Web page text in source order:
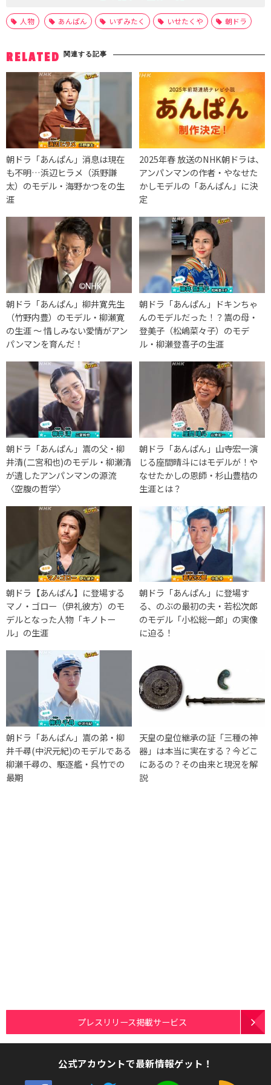
人物 あんぱん いずみたく いせたくや 朝ドラ
RELATED 関連する記事
朝ドラ「あんぱん」消息は現在
も不明…浜辺ヒラメ（浜野謙
太）のモデル・海野かつをの生
涯
2025年春 放送のNHK朝ドラは、
アンパンマンの作者・やなせた
かしモデルの「あんぱん」に決
定
朝ドラ「あんぱん」柳井寛先生
（竹野内豊）のモデル・柳瀬寛
の生涯 〜 惜しみない愛情がアン
パンマンを育んだ！
朝ドラ「あんぱん」ドキンちゃ
んのモデルだった！？嵩の母・
登美子（松嶋菜々子）のモデ
ル・柳瀬登喜子の生涯
朝ドラ「あんぱん」嵩の父・柳
井清(二宮和也)のモデル・柳瀬清
が遺したアンパンマンの源流
〈空腹の哲学〉
朝ドラ「あんぱん」山寺宏一演
じる座間晴斗にはモデルが！や
なせたかしの恩師・杉山豊桔の
生涯とは？
朝ドラ【あんぱん】に登場する
マノ・ゴロー（伊礼彼方）のモ
デルとなった人物「キノトー
ル」の生涯
朝ドラ「あんぱん」に登場す
る、のぶの最初の夫・若松次郎
のモデル「小松総一郎」の実像
に迫る！
朝ドラ「あんぱん」嵩の弟・柳
井千尋(中沢元紀)のモデルである
柳瀬千尋の、駆逐艦・呉竹での
最期
天皇の皇位継承の証「三種の神
器」は本当に実在する？今どこ
にあるの？その由来と現況を解
説
プレスリリース掲載サービス
公式アカウントで最新情報ゲット！